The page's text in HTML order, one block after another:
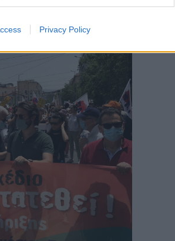
Privacy Policy